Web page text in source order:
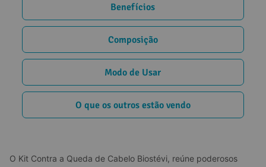
Benefícios
Composição
Modo de Usar
O que os outros estão vendo
O Kit Contra a Queda de Cabelo Biostévi, reúne poderosos